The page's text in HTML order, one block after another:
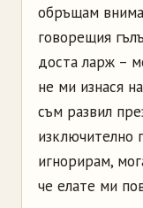
обръщам
говорещия
доста ларж –
не ми изнася
съм развил
изключително
игнорирам,
че елате ми